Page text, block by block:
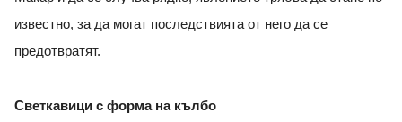
известно, за да могат последствията от него да се
предотвратят.
Светкавици с форма на кълбо